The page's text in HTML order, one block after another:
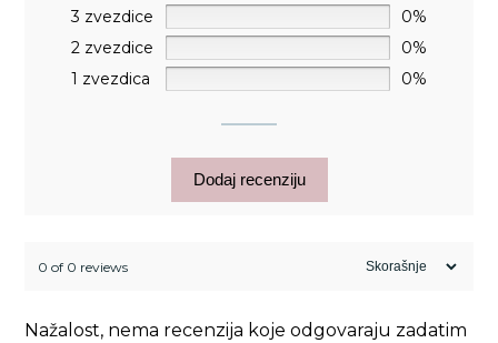
3 zvezdice
0%
2 zvezdice
0%
1 zvezdica
0%
Dodaj recenziju
0 of 0 reviews
Nažalost, nema recenzija koje odgovaraju zadatim